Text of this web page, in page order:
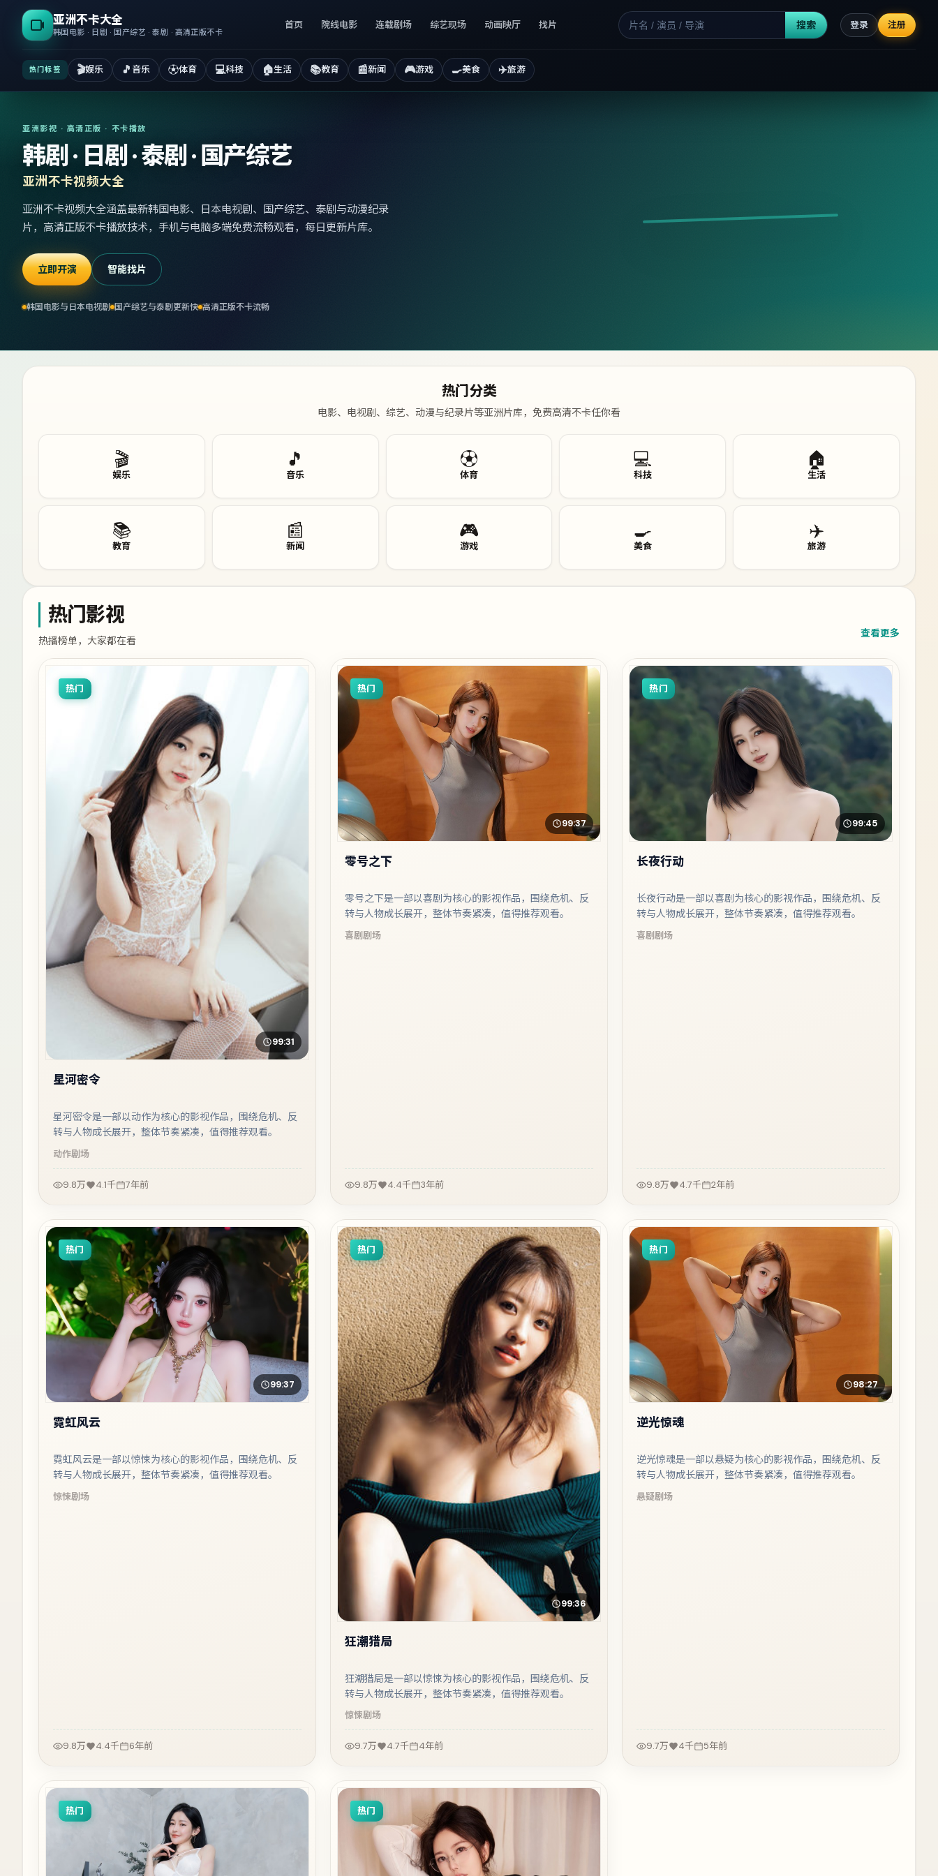
亚洲不卡大全
韩国电影 · 日剧 · 国产综艺 · 泰剧 · 高清正版不卡
首页 院线电影 连载剧场 综艺现场 动画映厅 找片 搜索 登录 注册
热门标签 🎬娱乐 🎵 音乐 ⚽体育 💻科技 🏠生活 📚教育 📰新闻 🎮游戏 🍳美食 ✈️旅游
亚洲影视 · 高清正版 · 不卡播放
韩剧 · 日剧 · 泰剧 · 国产综艺
亚洲不卡视频大全
亚洲不卡视频大全涵盖最新韩国电影、日本电视剧、国产综艺、泰剧与动漫纪录
片，高清正版不卡播放技术，手机与电脑多端免费流畅观看，每日更新片库。
立即开演 智能找片
韩国电影与日本电视剧 国产综艺与泰剧更新快 高清正版不卡流畅
热门分类
电影、电视剧、综艺、动漫与纪录片等亚洲片库，免费高清不卡任你看
🎬
娱乐
🎵
音乐
⚽
体育
💻
科技
🏠
生活
📚
教育
📰
新闻
🎮
游戏
🍳
美食
✈️
旅游
热门影视
热播榜单，大家都在看
查看更多
热门
99:31
星河密令
星河密令是一部以动作为核心的影视作品，围绕危机、反
转与人物成长展开，整体节奏紧凑，值得推荐观看。
动作剧场
9.8万 4.1千 7年前
热门
99:37
零号之下
零号之下是一部以喜剧为核心的影视作品，围绕危机、反
转与人物成长展开，整体节奏紧凑，值得推荐观看。
喜剧剧场
9.8万 4.4千 3年前
热门
99:45
长夜行动
长夜行动是一部以喜剧为核心的影视作品，围绕危机、反
转与人物成长展开，整体节奏紧凑，值得推荐观看。
喜剧剧场
9.8万 4.7千 2年前
热门
99:37
霓虹风云
霓虹风云是一部以惊悚为核心的影视作品，围绕危机、反
转与人物成长展开，整体节奏紧凑，值得推荐观看。
惊悚剧场
9.8万 4.4千 6年前
热门
99:36
狂潮猎局
狂潮猎局是一部以惊悚为核心的影视作品，围绕危机、反
转与人物成长展开，整体节奏紧凑，值得推荐观看。
惊悚剧场
9.7万 4.7千 4年前
热门
98:27
逆光惊魂
逆光惊魂是一部以悬疑为核心的影视作品，围绕危机、反
转与人物成长展开，整体节奏紧凑，值得推荐观看。
悬疑剧场
9.7万 4千 5年前
热门 热门